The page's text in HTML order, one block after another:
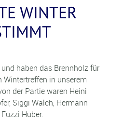
WINTER
haben das Brennholz für
Wintertreffen in unserem
der Partie waren Heini
Siggi Walch, Hermann
Huber.